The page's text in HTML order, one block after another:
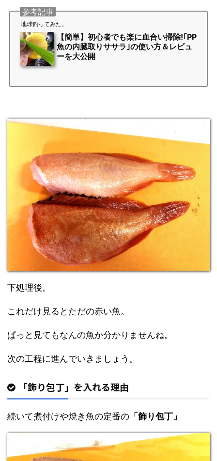
地球釣ってみた。
参考記事
【簡単】初心者でも楽に血合い掃除!｢PP
魚の内臓取りササラ｣の使い方＆レビュ
ーを大公開
下処理後。
これだけ見るとただの赤い魚。
ぱっと見てもなんの魚か分かりませんね。
次の工程に進んでいきましょう。
「飾り包丁」を入れる理由
続いて煮付けや焼き魚の定番の 「飾り包丁」